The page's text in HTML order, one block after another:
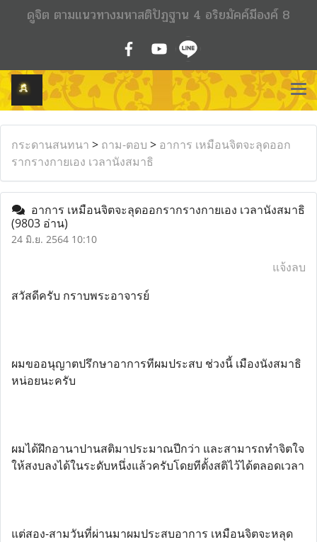
ดูจิต ตามแนวทางมหาสติปัฏฐาน 4 อริยมัคค์มีองค์ 8
กระดานสนทนา > ถาม-ตอบ > อาการ เหมือนจิตจะลุดออก
รากรางกายเอง เวลานังสมาธิ
อาการ เหมือนจิตจะลุดออกรากรางกายเอง เวลานังสมาธิ
(9803 อ่าน)
24 มิ.ย. 2564 10:10
แจ้งลบ
สวัสดีครับ กราบพระอาจารย์
ผมขออนุญาตปรึกษาอาการทีผมประสบ ช่วงนี้ เมืองนังสมาธิ
หน่อยนะครับ
ผมได้ฝึกอานาปานสติมาประมาณปีกว่า และสามารถทำจิตใจ
ให้สงบลงได้ในระดับหนึ่งแล้วครับโดยทีตั้งสติไว้ได้ตลอดเวลา
แต่สอง-สามวันที่ผ่านมาผมประสบอาการ เหมือนจิตจะหลุด